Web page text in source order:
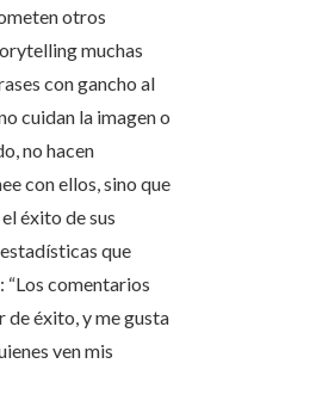
otros
muchas
con gancho al
cuidan la imagen o
no hacen
con ellos, sino que
éxito de sus
que
comentarios
de éxito, y me gusta
ven mis